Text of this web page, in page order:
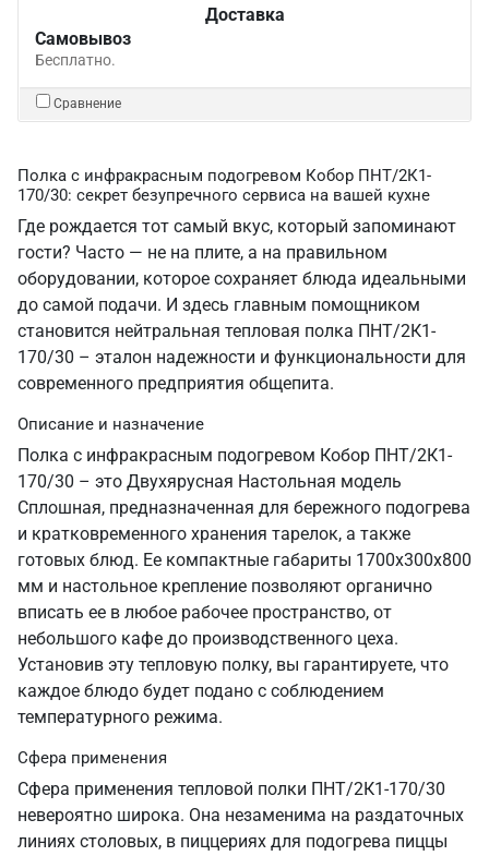
Доставка
Самовывоз
Бесплатно.
Сравнение
Полка с инфракрасным подогревом Кобор ПНТ/2К1-
170/30: секрет безупречного сервиса на вашей кухне
Где рождается тот самый вкус, который запоминают
гости? Часто — не на плите, а на правильном
оборудовании, которое сохраняет блюда идеальными
до самой подачи. И здесь главным помощником
становится нейтральная тепловая полка ПНТ/2К1-
170/30 – эталон надежности и функциональности для
современного предприятия общепита.
Описание и назначение
Полка с инфракрасным подогревом Кобор ПНТ/2К1-
170/30 – это Двухярусная Настольная модель
Сплошная, предназначенная для бережного подогрева
и кратковременного хранения тарелок, а также
готовых блюд. Ее компактные габариты 1700х300х800
мм и настольное крепление позволяют органично
вписать ее в любое рабочее пространство, от
небольшого кафе до производственного цеха.
Установив эту тепловую полку, вы гарантируете, что
каждое блюдо будет подано с соблюдением
температурного режима.
Сфера применения
Сфера применения тепловой полки ПНТ/2К1-170/30
невероятно широка. Она незаменима на раздаточных
линиях столовых, в пиццериях для подогрева пиццы